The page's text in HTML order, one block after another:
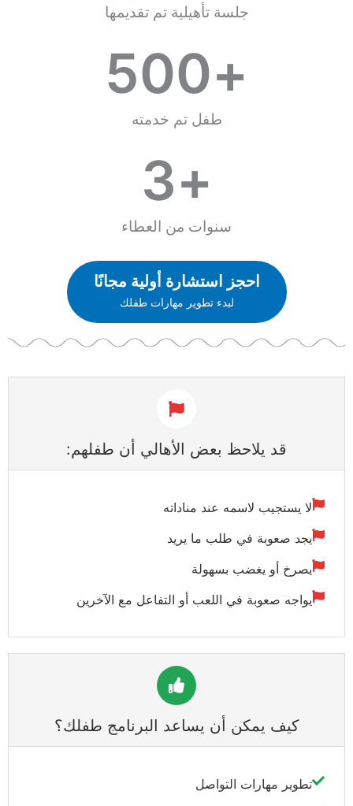
جلسة تأهيلية تم تقديمها
طفل تم خدمته
+
500
سنوات من العطاء
+
3
احجز استشارة أولية مجانًا
لبدء تطوير مهارات طفلك
قد يلاحظ بعض الأهالي أن طفلهم:
لا يستجيب لاسمه عند مناداته
يجد صعوبة في طلب ما يريد
يصرخ أو يغضب بسهولة
يواجه صعوبة في اللعب أو التفاعل مع الآخرين
كيف يمكن أن يساعد البرنامج طفلك؟
تطوير مهارات التواصل